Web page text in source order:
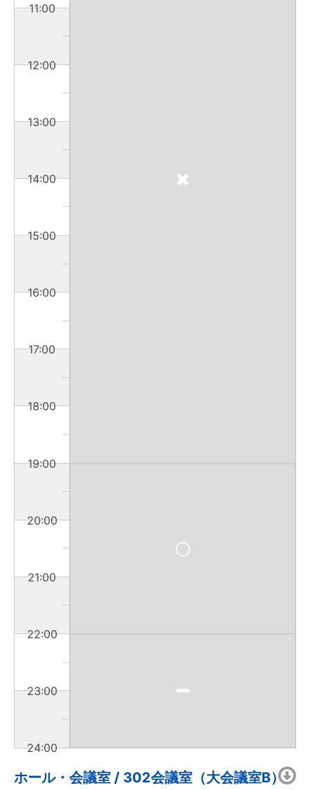
11:00
12:00
13:00
14:00
15:00
16:00
17:00
18:00
19:00
20:00
21:00
22:00
23:00
24:00
ホール・会議室 / 302会議室（大会議室B）